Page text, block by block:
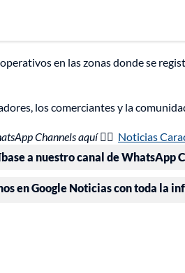
en las zonas donde se
los comerciantes y la
Channels aquí 👉🏻 Noticias
a nuestro canal de WhatsApp
en Google Noticias con toda la